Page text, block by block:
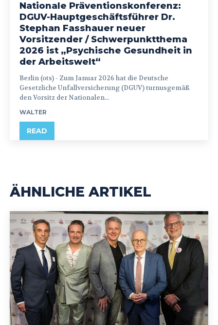
Nationale Präventionskonferenz:
DGUV-Hauptgeschäftsführer Dr.
Stephan Fasshauer neuer
Vorsitzender / Schwerpunktthema
2026 ist „Psychische Gesundheit in
der Arbeitswelt“
Berlin (ots) - Zum Januar 2026 hat die Deutsche
Gesetzliche Unfallversicherung (DGUV) turnusgemäß
den Vorsitz der Nationalen...
WALTER
READ
ÄHNLICHE ARTIKEL